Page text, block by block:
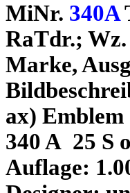
MiNr. 340A
RaTdr.; Wz.
Marke,
ax)
340 A 25 S
Auflage: